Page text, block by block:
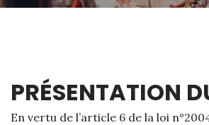
PRÉSENTATION
En vertu de l’article 6 de la loi